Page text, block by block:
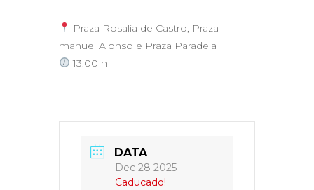
Praza Rosalía de Castro, Praza
manuel Alonso e Praza Paradela
13:00 h
DATA
Dec 28 2025
Caducado!